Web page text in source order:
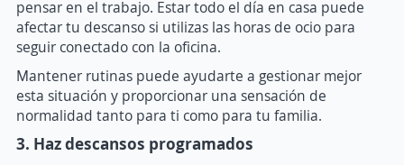
pensar en el trabajo. Estar todo el día en casa puede
afectar tu descanso si utilizas las horas de ocio para
seguir conectado con la oficina.
Mantener rutinas puede ayudarte a gestionar mejor
esta situación y proporcionar una sensación de
normalidad tanto para ti como para tu familia.
3. Haz descansos programados